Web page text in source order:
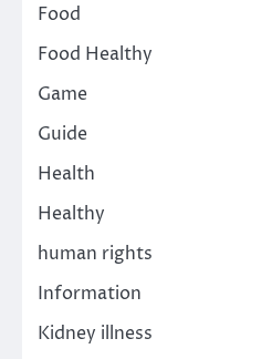
Food
Food Healthy
Game
Guide
Health
Healthy
human rights
Information
Kidney illness